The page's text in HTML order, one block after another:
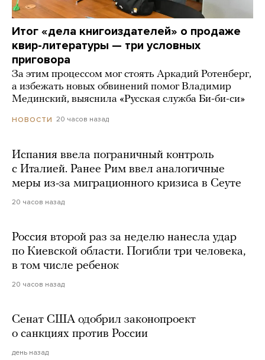
Итог «дела книгоиздателей» о продаже
квир-литературы — три условных
приговора
За этим процессом мог стоять Аркадий Ротенберг,
а избежать новых обвинений помог Владимир
Мединский, выяснила «Русская служба Би-би-си»
НОВОСТИ 20 часов назад
Испания ввела пограничный контроль
с Италией. Ранее Рим ввел аналогичные
меры из-за миграционного кризиса в Сеуте
20 часов назад
Россия второй раз за неделю нанесла удар
по Киевской области. Погибли три человека,
в том числе ребенок
20 часов назад
Сенат США одобрил законопроект
о санкциях против России
день назад